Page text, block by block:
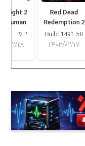
Red Dead
Redemption 2
Build 1491.50
۱۴۰۳/۰۲/۱۷
Light 2
Human
– P2P
۱۴۰۳/